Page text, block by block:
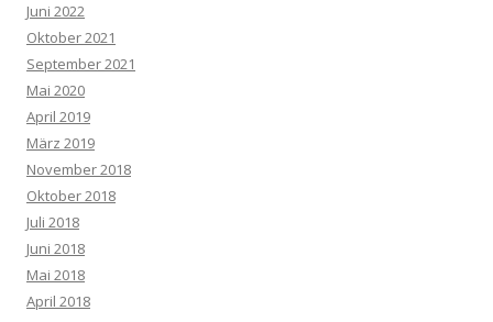
Juni 2022
Oktober 2021
September 2021
Mai 2020
April 2019
März 2019
November 2018
Oktober 2018
Juli 2018
Juni 2018
Mai 2018
April 2018